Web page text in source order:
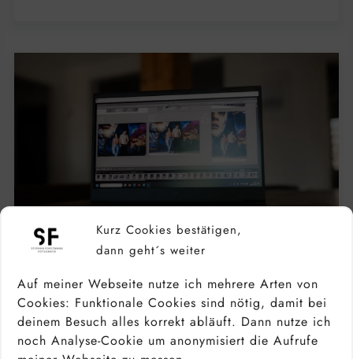
Kurz Cookies bestätigen,
dann geht´s weiter
Auf meiner Webseite nutze ich mehrere Arten von
Cookies: Funktionale Cookies sind nötig, damit bei
deinem Besuch alles korrekt abläuft. Dann nutze ich
noch Analyse-Cookie um anonymisiert die Aufrufe
LAPTOP FÜR BILDBEARBEITUNG &
FOTOGRAFEN – DARAUF MUSST DU
ACHTEN